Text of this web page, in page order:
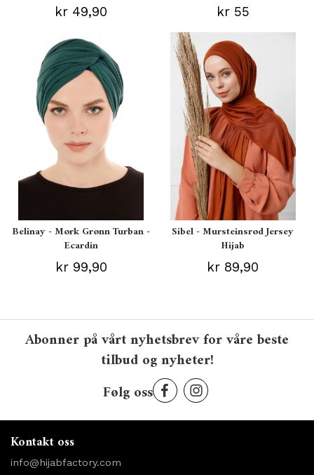
kr 49,90 kr 55
Belinay - Mørk Grønn Turban -
Ecardin
kr 99,90
Sibel - Mursteinsrød Jersey
Hijab
kr 89,90
Abonner på vårt nyhetsbrev for våre beste
tilbud og nyheter!
Følg oss
Kontakt oss
info@hijabfactory.com